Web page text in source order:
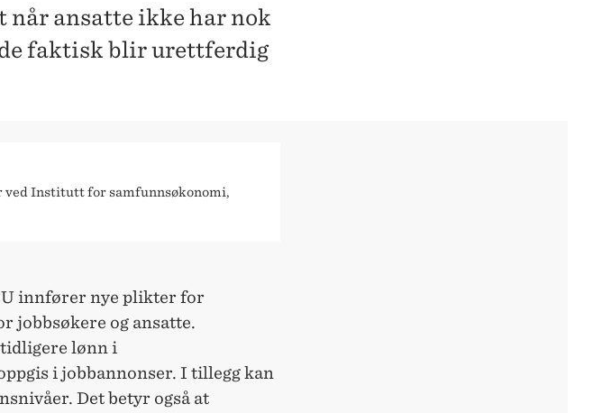
når ansatte ikke har nok
faktisk blir urettferdig
ved Institutt for samfunnsøkonomi,
innfører nye plikter for
jobbsøkere og ansatte.
lønn i
i jobbannonser. I tillegg kan
Det betyr også at